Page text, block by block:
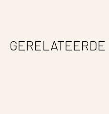
GERELATEERDE